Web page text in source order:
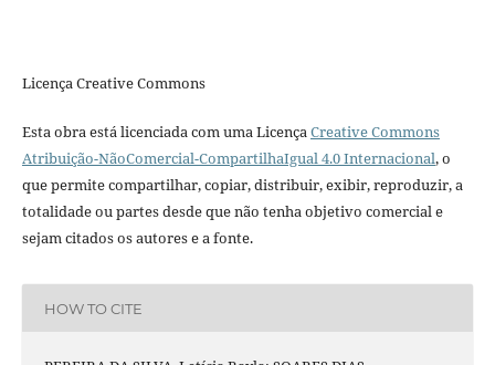
Licença Creative Commons
Esta obra está licenciada com uma LicençaCreative Commons
Atribuição-NãoComercial-CompartilhaIgual 4.0 Internacional, o
que permite compartilhar, copiar, distribuir, exibir, reproduzir, a
totalidade ou partes desde que não tenha objetivo comercial e
sejam citados os autores e a fonte.
HOW TO CITE